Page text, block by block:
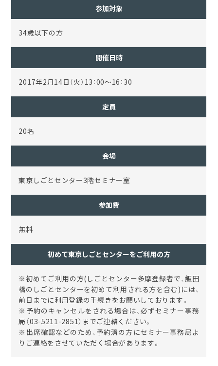
参加対象
34歳以下の方
開催日時
2017年2月14日（火）13：00～16：30
定員
20名
会場
東京しごとセンター3階セミナー室
参加費
無料
初めて東京しごとセンターをご利用の方
※初めてご利用の方(しごとセンター多摩登録者で、飯田
橋のしごとセンターを初めて利用される方を含む)には、
前日までに利用登録の手続きをお願いしております。
※予約のキャンセルをされる場合は、必ずセミナー事務
局（03-5211-2851）までご連絡ください。
※出席確認などのため、予約済の方にセミナー事務局よ
りご連絡をさせていただく場合があります。